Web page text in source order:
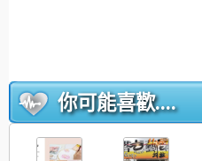
你可能喜歡....